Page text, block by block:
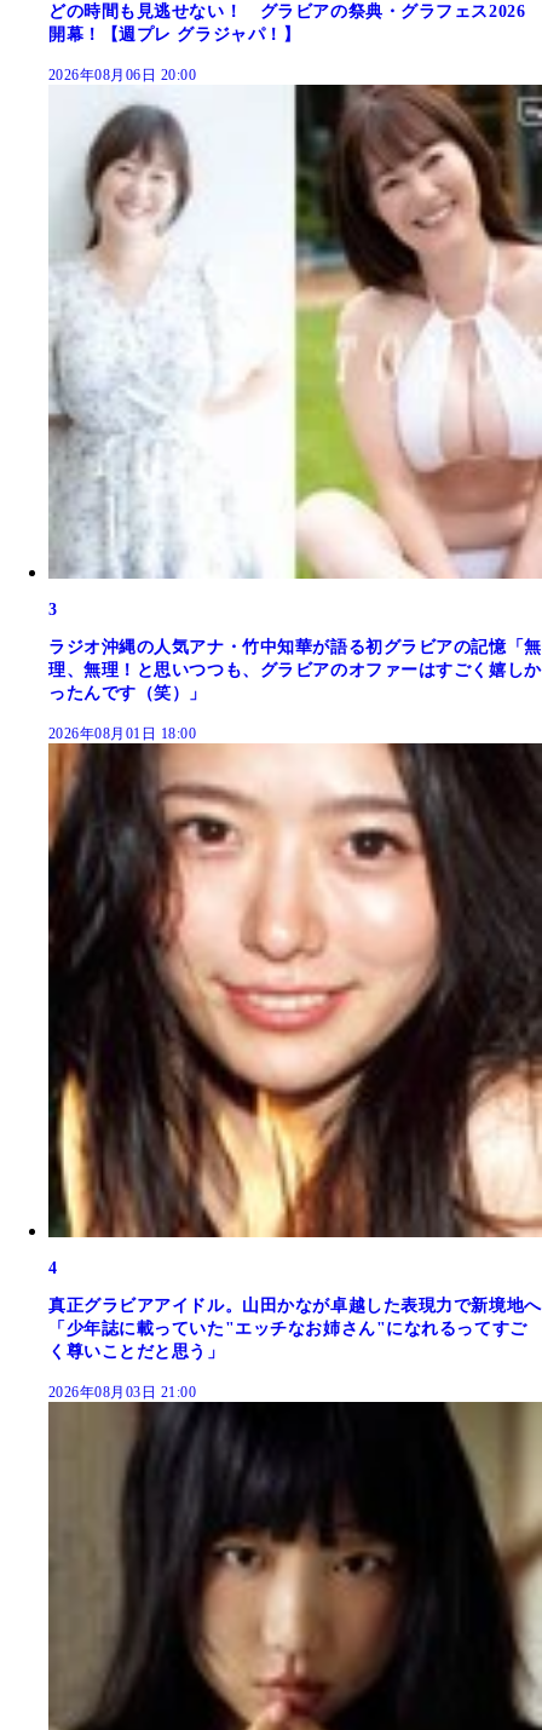
どの時間も見逃せない！ グラビアの祭典・グラフェス2026
開幕！【週プレ グラジャパ！】
2026年08月06日 20:00
3
ラジオ沖縄の人気アナ・竹中知華が語る初グラビアの記憶「無
理、無理！と思いつつも、グラビアのオファーはすごく嬉しか
ったんです（笑）」
2026年08月01日 18:00
4
真正グラビアアイドル。山田かなが卓越した表現力で新境地へ
「少年誌に載っていた"エッチなお姉さん"になれるってすご
く尊いことだと思う」
2026年08月03日 21:00